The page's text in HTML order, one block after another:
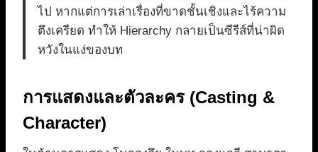
ไป หากแต่การเล่าเรื่องที่ขาดชั้นเชิงและไร้ความ
ตึงเครียด ทำให้ Hierarchy กลายเป็นซีรีส์ที่น่าผิด
หวังในแง่ของบท
การแสดงและตัวละคร (Casting &
Character)